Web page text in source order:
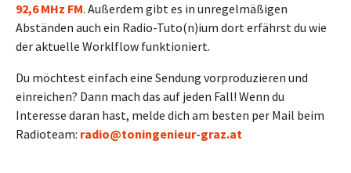
92,6 MHz FM. Außerdem gibt es in unregelmäßigen
Abständen auch ein Radio-Tuto(n)ium dort erfährst du wie
der aktuelle Worklflow funktioniert.
Du möchtest einfach eine Sendung vorproduzieren und
einreichen? Dann mach das auf jeden Fall! Wenn du
Interesse daran hast, melde dich am besten per Mail beim
Radioteam: radio@toningenieur-graz.at